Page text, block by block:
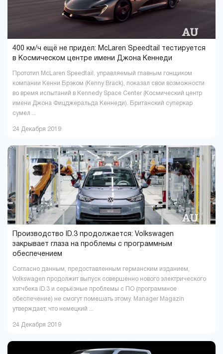
400 км/ч ещё не придел: McLaren Speedtail тестируется
в Космическом центре имени Джона Кеннеди
Прототип McLaren Speedtail, управляемый главным гонщиком
компании Кенни Брэком (Kenny Brack), показал свои возможности
во время испытаний в Kennedy Space Center (Космический центр
имени Джона Фицджеральда Кеннеди). Британский суперкар
сумел ...
24 Декабря 2019
Производство ID.3 продолжается: Volkswagen
закрывает глаза на проблемы с программным
обеспечением
Согласно данным, предоставленным германским изданием,
Volkswagen продолжит выпуск совершенно нового электрического
хэтчбека ID.3 и серьёзные проблемы с ПО (программное
обеспечение) не смогут помешать этому. Manager Magazin
утверждает, что немецкий ...
24 Декабря 2019